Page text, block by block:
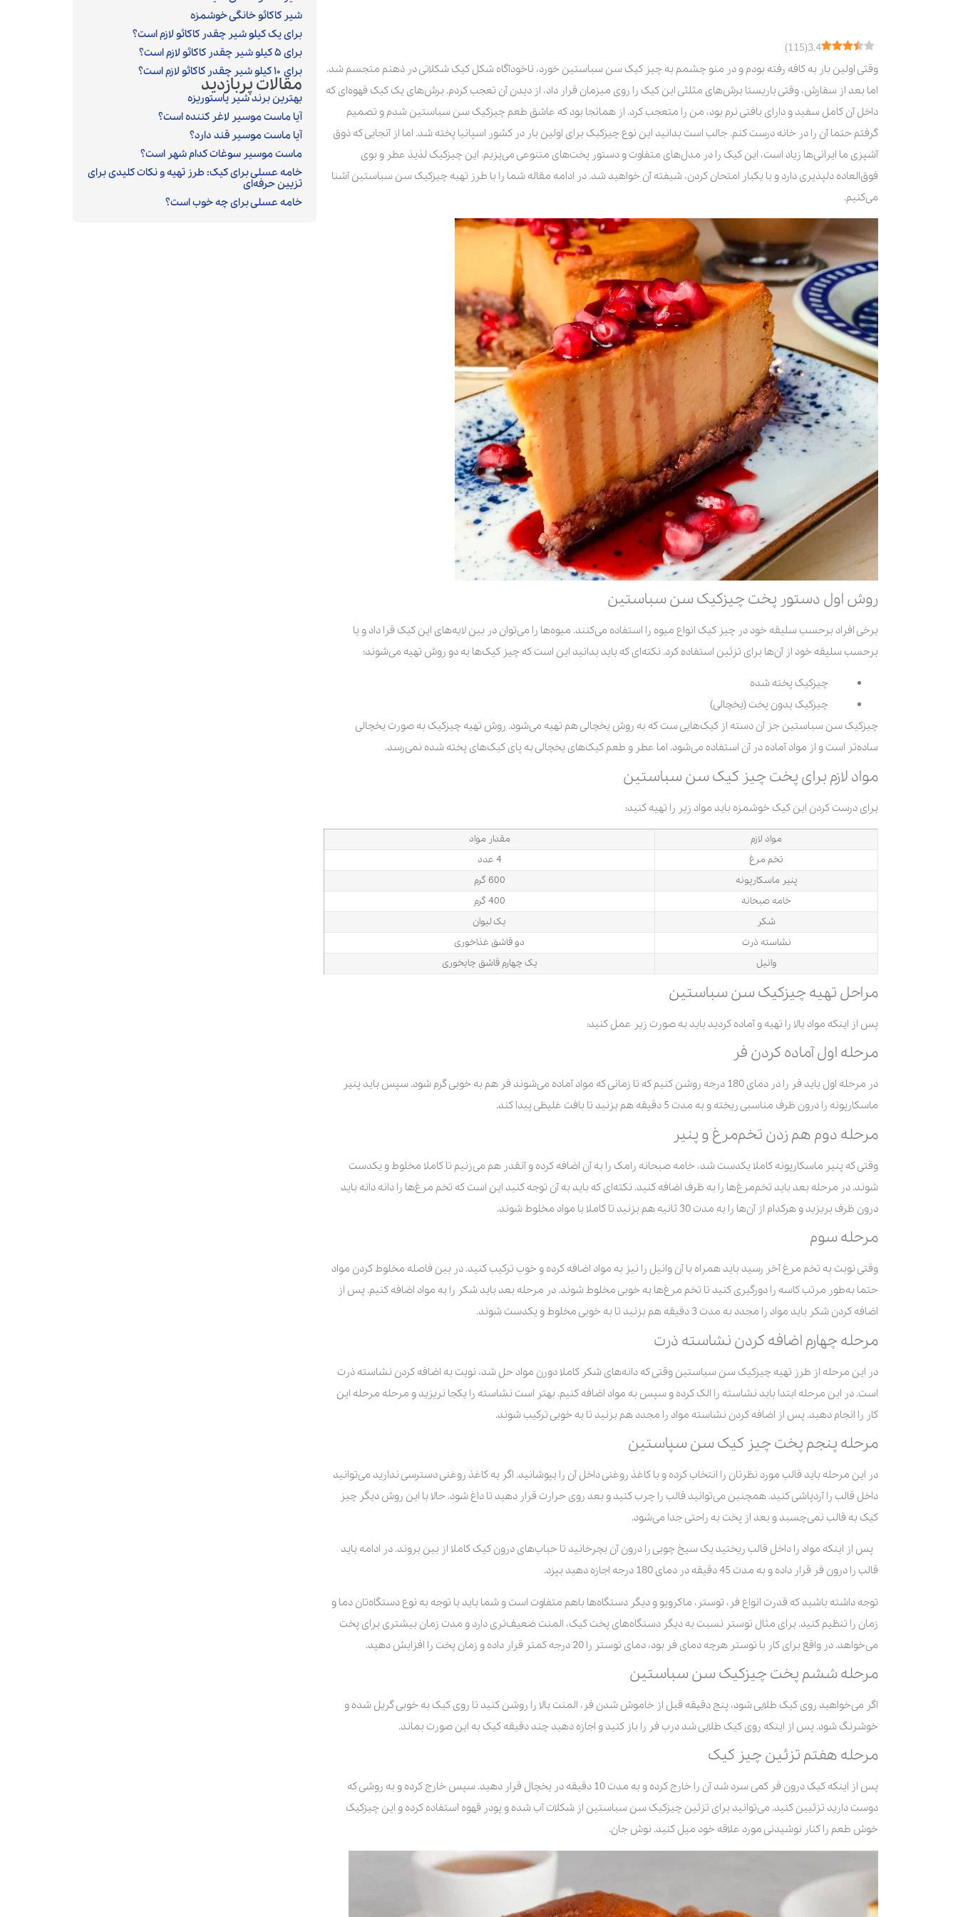
مرحله چهارم اضافه کردن نشاسته ذرت
مرحله ششم پخت چیزکیک سن سباستین
مرحله هفتم تزئین چیز کیک
روش دوم طرز تهیه چیز کیک سن سباستین
مرحله اول: هم زدن تخم‌مرغ و شکر
مرحله دوم اضافه کردن پنیر و خامه
مرحله چهارم: پختن چیز کیک سن سباستین
نکات طلایی پخت چیزکیک سن سباستین
چند حقیقت جالب در مورد چیزکیک
سخن پایانی
3.4
(
115
)
وقتی اولین بار به کافه رفته بودم و در منو چشمم به چیز کیک سن سباستین خورد، ناخودآگاه شکل کیک شکلاتی در ذهنم متجسم شد.
اما بعد از سفارش، وقتی باریستا برش‌های مثلثی این کیک را روی میزمان قرار داد، از دیدن آن تعجب کردم. برش‌های یک کیک قهوه‌ای که
داخل آن کامل سفید و دارای بافتی نرم بود، من را متعجب کرد. از همانجا بود که عاشق طعم چیزکیک سن سباستین شدم و تصمیم
گرفتم حتما آن را در خانه درست کنم. جالب است بدانید این نوع چیزکیک برای اولین بار در کشور اسپانیا پخته شد. اما از آنجایی که ذوق
آشپزی ما ایرانی‌ها زیاد است، این کیک را در مدل‌های متفاوت و دستور پخت‌های متنوعی می‌پزیم. این چیزکیک لذیذ عطر و بوی
فوق‌العاده‌ دلپذیری دارد و با یکبار امتحان کردن، شیفته آن خواهید شد. در ادامه مقاله شما را با طرز تهیه چیزکیک سن سباستین آشنا
می‌کنیم.
روش اول دستور پخت چیزکیک سن سباستین
برخی افراد برحسب سلیقه خود در چیز کیک انواع میوه را استفاده می‌کنند. میوه‌ها را می‌توان در بین لایه‌های این کیک قرا داد و یا
برحسب سلیقه خود از آن‌ها برای تزئین استفاده کرد. نکته‌ای که باید بدانید این است که چیز کیک‌ها به دو روش تهیه می‌شوند:
چیزکیک پخته شده
چیزکیک بدون پخت (یخچالی)
چیزکیک سن سباستین جز آن دسته از کیک‌هایی ست که به روش یخچالی هم تهیه می‌شود. روش تهیه چیزکیک به صورت یخچالی
ساده‌تر است و از مواد آماده در آن استفاده می‌شود. اما عطر و طعم کیک‌های یخچالی به پای کیک‌های پخته شده نمی‌رسد.
مواد لازم برای پخت چیز کیک سن سباستین
برای درست کردن این کیک خوشمزه باید مواد زیر را تهیه کنید:
مواد لازم
مقدار مواد
تخم مرغ
4 عدد
پنیر ماسکارپونه
600 گرم
خامه‌ صبحانه
400 گرم
شکر
یک لیوان
نشاسته ذرت
دو قاشق غذاخوری
وانیل
یک چهارم قاشق چایخوری
مراحل تهیه چیزکیک سن سباستین
پس از اینکه مواد بالا را تهیه و آماده کردید باید به صورت زیر عمل کنید:
مرحله اول آماده کردن فر
در مرحله اول باید فر را در دمای 180 درجه روشن کنیم که تا زمانی که مواد آماده می‌شوند فر هم به خوبی گرم شود. سپس باید پنیر
ماسکارپونه را درون ظرف مناسبی ریخته و به مدت 5 دقیقه هم بزنید تا بافت غلیظی پیدا کند.
مرحله دوم هم زدن تخم‌مرغ و پنیر
وقتی که پنیر ماسکارپونه کاملا یکدست شد، خامه صبحانه رامک را به آن اضافه کرده و آنقدر هم می‌زنیم تا کاملا مخلوط و یکدست
شوند. در مرحله بعد باید تخم‌مرغ‌ها را به ظرف اضافه کنید. نکته‌ای که باید به آن توجه کنید این است که تخم مرغ‌ها را دانه دانه باید
درون ظرف بریزید و هرکدام از آن‌ها را به مدت 30 ثانیه هم بزنید تا کاملا با مواد مخلوط شوند.
مرحله سوم
وقتی نوبت به تخم مرغ آخر رسید باید همراه با آن وانیل را نیز به مواد اضافه کرده و خوب ترکیب کنید. در بین فاصله مخلوط کردن مواد
حتما به‌طور مرتب کاسه را دورگیری کنید تا تخم مرغ‌ها به خوبی مخلوط شوند. در مرحله بعد باید شکر را به مواد اضافه کنیم. پس از
اضافه کردن شکر باید مواد را مجدد به مدت 3 دقیقه هم بزنید تا به خوبی مخلوط و یکدست شوند.
مرحله چهارم اضافه کردن نشاسته ذرت
در این مرحله از طرز تهیه چیزکیک سن سباستین وقتی که دانه‌های شکر کاملا دورن مواد حل شد، نوبت به اضافه کردن نشاسته ذرت
است. در این مرحله ابتدا باید نشاسته را الک کرده و سپس به مواد اضافه کنیم. بهتر است نشاسته را یکجا نریزید و مرحله مرحله این
کار را انجام دهید. پس از اضافه کردن نشاسته مواد را مجدد هم بزنید تا به خوبی ترکیب شوند.
مرحله پنجم پخت چیز کیک سن سپاستین
در این مرحله باید قالب مورد نظرتان را انتخاب کرده و با کاغذ روغنی داخل آن را بپوشانید. اگر به کاغذ روغنی دسترسی ندارید می‌توانید
داخل قالب را آردپاشی کنید. همچنین می‌توانید قالب را چرب کنید و بعد روی حرارت قرار دهید تا داغ شود. حالا با این روش دیگر چیز
کیک به قالب نمی‌چسبد و بعد از پخت به راحتی جدا می‌شود.
پس از اینکه مواد را داخل قالب ریختید یک سیخ چوبی را درون آن بچرخانید تا حباب‌های درون کیک کاملا از بین بروند. در ادامه باید
قالب را درون فر قرار داده و به مدت 45 دقیقه در دمای 180 درجه اجازه دهید بپزد.
توجه داشته باشید که قدرت انواع فر، توستر، ماکرویو و دیگر دستگاه‌ها باهم متفاوت است و شما باید با توجه به نوع دستگاه‌تان دما و
زمان را تنظیم کنید. برای مثال توستر نسبت به دیگر دستگاه‌های پخت کیک، المنت ضعیف‌تری دارد و مدت زمان بیشتری برای پخت
می‌خواهد. در واقع برای کار با توستر هرچه دمای فر بود، دمای توستر را 20 درجه کمتر قرار داده و زمان پخت را افزایش دهید.
مرحله ششم پخت چیزکیک سن سباستین
اگر می‌خواهید روی کیک طلایی شود، پنج دقیقه قبل از خاموش شدن فر، المنت بالا را روشن کنید تا روی کیک به خوبی گریل شده و
خوشرنگ شود. پس از اینکه روی کیک طلایی شد درب فر را باز کنید و اجازه دهید چند دقیقه کیک به این صورت بماند.
مرحله هفتم تزئین چیز کیک
پس از اینکه کیک درون فر کمی سرد شد آن را خارج کرده و به مدت 10 دقیقه در یخچال قرار دهید. سپس خارج کرده و به روشی که
دوست دارید تزئیین کنید. می‌توانید برای تزئین چیزکیک سن سباستین از شکلات آب شده و پودر قهوه استفاده کرده و این چیزکیک
خوش طعم را کنار نوشیدنی مورد علاقه خود میل کنید. نوش جان.
شیر کاکائو خانگی خوشمزه
برای یک کیلو شیر چقدر کاکائو لازم است؟
برای ۵ کیلو شیر چقدر کاکائو لازم است؟
برای ۱۰ کیلو شیر چقدر کاکائو لازم است؟
مقالات پربازدید
بهترین برند شیر پاستوریزه
آیا ماست موسیر لاغر کننده است؟
آیا ماست موسیر قند دارد؟
ماست موسیر سوغات کدام شهر است؟
خامه عسلی برای کیک: طرز تهیه و نکات کلیدی برای
تزیین حرفه‌ای
خامه عسلی برای چه خوب است؟